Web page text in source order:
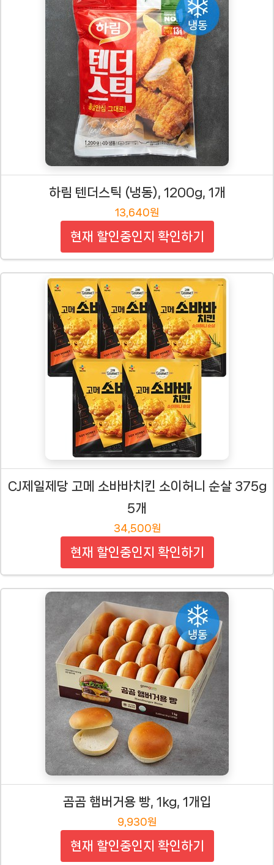
하림 텐더스틱 (냉동), 1200g, 1개
13,640원
현재 할인중인지 확인하기
CJ제일제당 고메 소바바치킨 소이허니 순살 375g
5개
34,500원
현재 할인중인지 확인하기
곰곰 햄버거용 빵, 1kg, 1개입
9,930원
현재 할인중인지 확인하기